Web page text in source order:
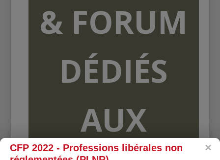
& FORUM
DÉDIÉS
AUX
CFP 2022 - Professions libérales non